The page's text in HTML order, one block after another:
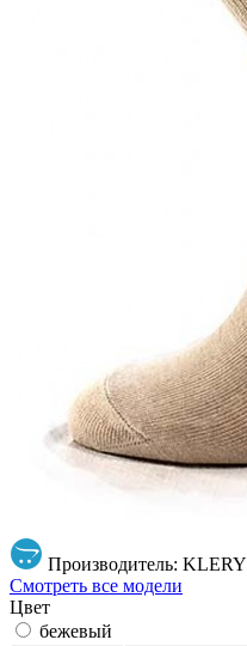
Производитель: KLERY
Смотреть все модели
Цвет
бежевый